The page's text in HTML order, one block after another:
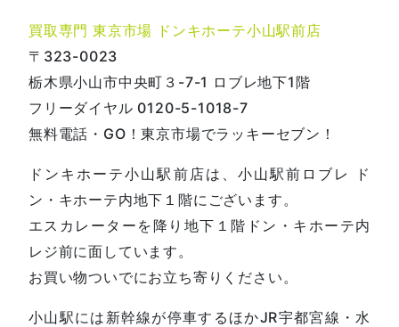
買取専門 東京市場 ドンキホーテ小山駅前店
〒323-0023
栃木県小山市中央町３-7-1 ロブレ地下1階
フリーダイヤル 0120-5-1018-7
無料電話・GO！東京市場でラッキーセブン！
ドンキホーテ小山駅前店は、小山駅前ロブレ ド
ン・キホーテ内地下１階にございます。
エスカレーターを降り地下１階ドン・キホーテ内
レジ前に面しています。
お買い物ついでにお立ち寄りください。
小山駅には新幹線が停車するほかJR宇都宮線・水